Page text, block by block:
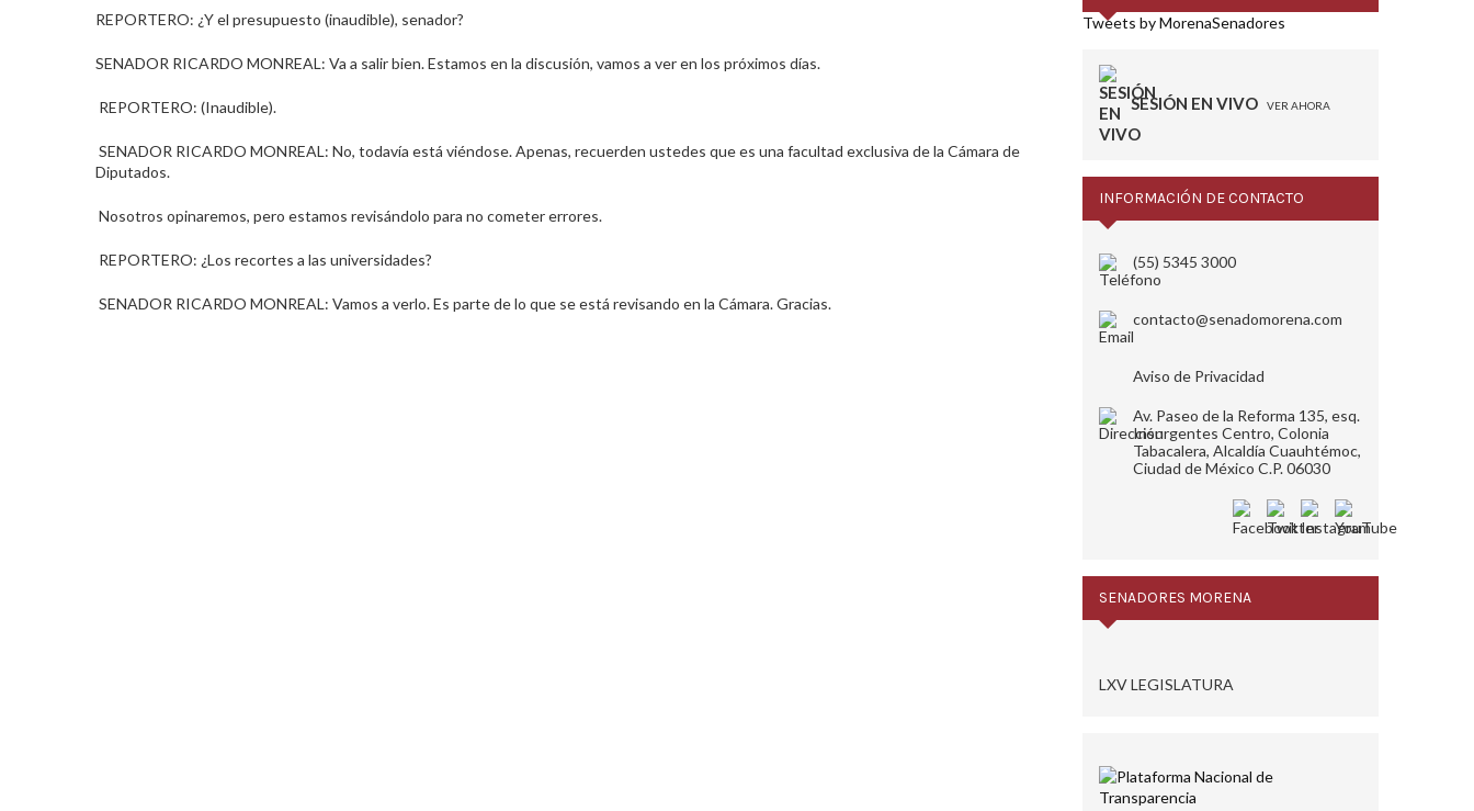
REPORTERO: ¿Y el presupuesto (inaudible), senador?
SENADOR RICARDO MONREAL: Va a salir bien. Estamos en la discusión, vamos a ver en los próximos días.
REPORTERO: (Inaudible).
SENADOR RICARDO MONREAL: No, todavía está viéndose. Apenas, recuerden ustedes que es una facultad exclusiva de la Cámara de
Diputados.
Nosotros opinaremos, pero estamos revisándolo para no cometer errores.
REPORTERO: ¿Los recortes a las universidades?
SENADOR RICARDO MONREAL: Vamos a verlo. Es parte de lo que se está revisando en la Cámara. Gracias.
Tweets by MorenaSenadores
SESIÓN EN VIVO VER AHORA
INFORMACIÓN DE CONTACTO
(55) 5345 3000
contacto@senadomorena.com
Aviso de Privacidad
Av. Paseo de la Reforma 135, esq.
Insurgentes Centro, Colonia
Tabacalera, Alcaldía Cuauhtémoc,
Ciudad de México C.P. 06030
SENADORES MORENA
LXV LEGISLATURA